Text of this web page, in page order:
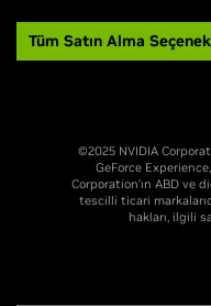
Tüm Satın Alma
©2025 NVIDIA
GeForce
Corporation’ın ABD ve
tescilli ticari
hakları, ilgili